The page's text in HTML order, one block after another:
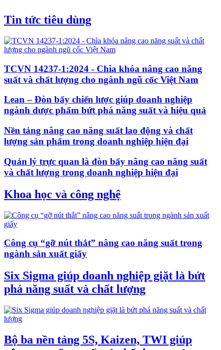
Tin tức tiêu dùng
TCVN 14237-1:2024 - Chìa khóa nâng cao năng
suất và chất lượng cho ngành ngũ cốc Việt Nam
Lean – Đòn bẩy chiến lược giúp doanh nghiệp
ngành dược phẩm bứt phá năng suất và hiệu quả
Nền tảng nâng cao năng suất lao động và chất
lượng sản phẩm trong doanh nghiệp hiện đại
Quản lý trực quan là đòn bẩy nâng cao năng suất
và chất lượng trong doanh nghiệp hiện đại
Khoa học và công nghệ
Công cụ “gỡ nút thắt” nâng cao năng suất trong
ngành sản xuất giấy
Six Sigma giúp doanh nghiệp giặt là bứt
phá năng suất và chất lượng
Bộ ba nền tảng 5S, Kaizen, TWI giúp